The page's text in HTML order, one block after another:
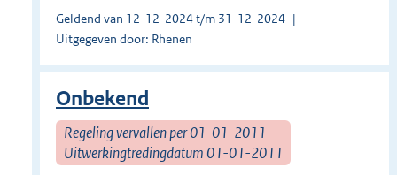
Geldend van 12-12-2024 t/m 31-12-2024
Uitgegeven door: Rhenen
Onbekend
Regeling vervallen per 01-01-2011
Uitwerkingtredingdatum 01-01-2011